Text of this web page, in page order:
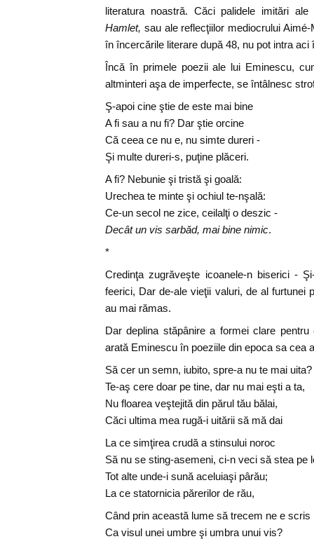
literatura noastră. Căci palidele imitări
Hamlet, sau ale reflecţiilor mediocrului
în încercările literare după 48, nu pot intra aci
Încă în primele poezii ale lui Eminescu,
altminteri aşa de imperfecte, se întâlnesc
Ş-apoi cine ştie de este mai bine
A fi sau a nu fi? Dar ştie orcine
Că ceea ce nu e, nu simte dureri -
Şi multe dureri-s, puţine plăceri.
A fi? Nebunie şi tristă şi goală:
Urechea te minte şi ochiul te-nşală:
Ce-un secol ne zice, ceilalţi o deszic -
Decât un vis sarbăd, mai bine nimic.
*
Credinţa zugrăveşte icoanele-n biserici -
feerici, Dar de-ale vieţii valuri, de al furtunei
au mai rămas.
Dar deplina stăpânire a formei clare
arată Eminescu în poeziile din epoca sa cea
Să cer un semn, iubito, spre-a nu te mai uita?
Te-aş cere doar pe tine, dar nu mai eşti a ta,
Nu floarea veştejită din părul tău bălai,
Căci ultima mea rugă-i uitării să mă dai
La ce simţirea crudă a stinsului noroc
Să nu se sting-asemeni, ci-n veci să stea pe
Tot alte unde-i sună aceluiaşi pârău;
La ce statornicia părerilor de rău,
Când prin această lume să trecem ne e scris
Ca visul unei umbre şi umbra unui vis?